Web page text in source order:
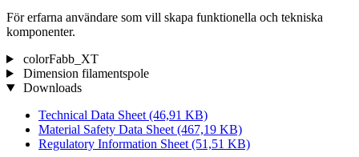
För erfarna användare som vill skapa funktionella och tekniska
komponenter.
colorFabb_XT
Dimension filamentspole
Downloads
Technical Data Sheet (46,91 KB)
Material Safety Data Sheet (467,19 KB)
Regulatory Information Sheet (51,51 KB)